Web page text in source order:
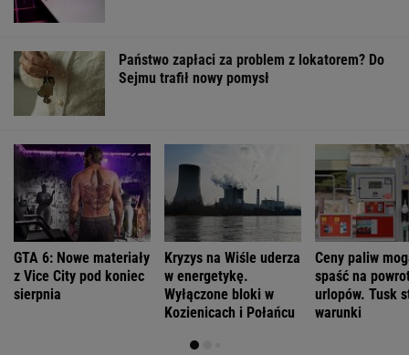
Państwo zapłaci za problem z lokatorem? Do
Sejmu trafił nowy pomysł
GTA 6: Nowe materiały
z Vice City pod koniec
sierpnia
Kryzys na Wiśle uderza
w energetykę.
Wyłączone bloki w
Kozienicach i Połańcu
Ceny paliw
spaść na
urlopów. Tusk
warunki